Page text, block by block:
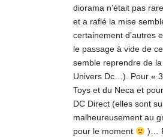
diorama n’était pas
et a raflé la mise
certainement d’autres
le passage à vide de
semble reprendre de
Univers Dc…). Pour «
Toys et du Neca et
DC Direct (elles sont
malheureusement au
pour le moment
)…